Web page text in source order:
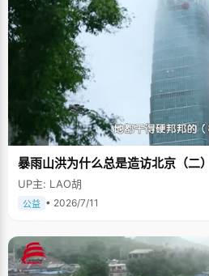
暴雨山洪为什么总是造访北京（二）
UP主: LAO胡
公益 • 2026/7/11